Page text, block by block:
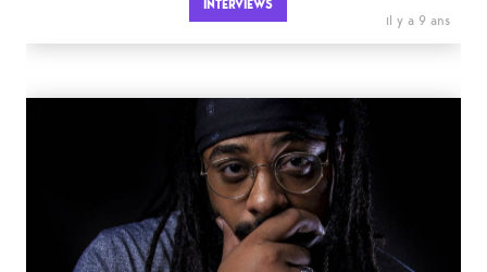
INTERVIEWS
il y a 9 ans